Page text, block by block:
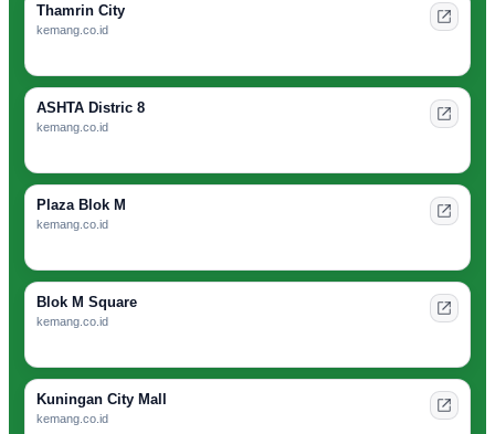
Thamrin City
kemang.co.id
ASHTA Distric 8
kemang.co.id
Plaza Blok M
kemang.co.id
Blok M Square
kemang.co.id
Kuningan City Mall
kemang.co.id